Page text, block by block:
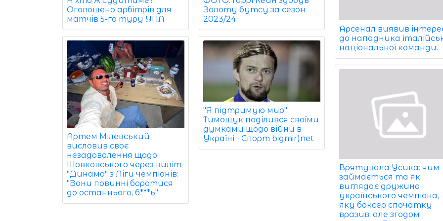
Оголошено арбітрів для
матчів 5-го туру УПЛ
Артем Мілевський
висловив своє
незадоволення щодо
Шовковського через виліт
"Динамо" з Ліги чемпіонів:
"Вони повинні боротися
до останнього, б***ь"
Золоту бутсу за сезон
2023/24
"Я підтримую мир":
Тимощук поділився своїми
думками щодо війни в
Україні - Спорт bigmir)net
Арсенал виявив
до нападника
національної команди.
Врятувала Усика: чим
займається та як
виглядає дружина
українського чемпіона,
яку боксер спочатку
вразив, але згодом